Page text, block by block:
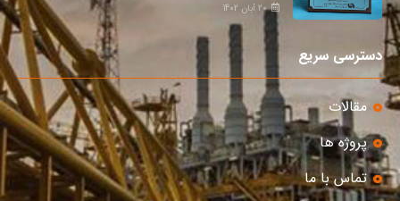
20 آبان 1402
دسترسی سریع
مقالات
پروژه ها
تماس با ما